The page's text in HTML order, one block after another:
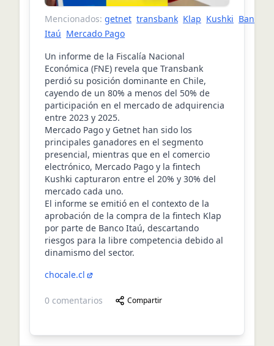
Mencionados: getnet transbank Klap Kushki Banco
Itaú Mercado Pago
Un informe de la Fiscalía Nacional
Económica (FNE) revela que Transbank
perdió su posición dominante en Chile,
cayendo de un 80% a menos del 50% de
participación en el mercado de adquirencia
entre 2023 y 2025.
Mercado Pago y Getnet han sido los
principales ganadores en el segmento
presencial, mientras que en el comercio
electrónico, Mercado Pago y la fintech
Kushki capturaron entre el 20% y 30% del
mercado cada uno.
El informe se emitió en el contexto de la
aprobación de la compra de la fintech Klap
por parte de Banco Itaú, descartando
riesgos para la libre competencia debido al
dinamismo del sector.
chocale.cl
0 comentarios Compartir